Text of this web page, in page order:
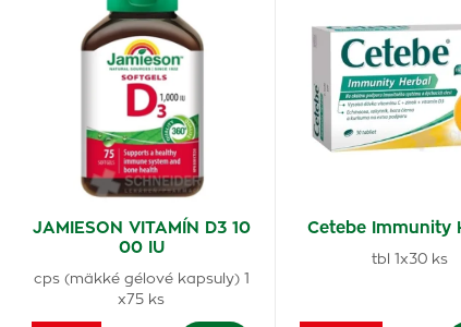
JAMIESON VITAMÍN D3 10
00 IU
cps (mäkké gélové kapsuly) 1
x75 ks
Cetebe Immunity
tbl 1x30 ks